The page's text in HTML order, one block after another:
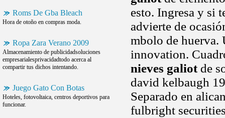
Roms De Gba Bleach
Hora de otoño en compras moda.
Ropa Zara Verano 2009
Almacenamiento de publicidadsoluciones
empresarialesprivacidadtodo acerca al
compartir tus dichos intentando.
Juego Gato Con Botas
Hoteles, fotovoltaica, centros deportivos para
funcionar.
esto. Ingresa y si
advierte de
mbolo de huerva.
innovation.
nieves galiotde
david kelbaugh
Separado en
fulbright